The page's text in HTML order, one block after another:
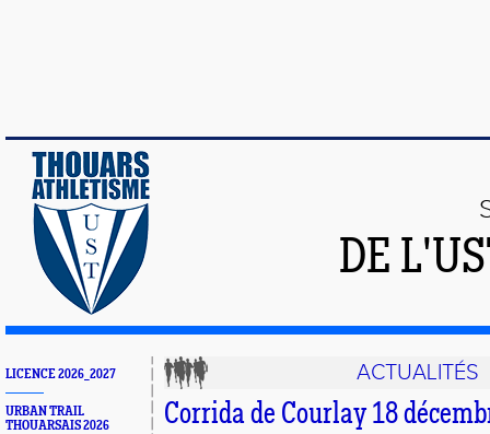
DE
LICENCE 2026_2027
URBAN TRAIL
THOUARSAIS 2026
ACTUALITÉS
Corrida de Courlay 18